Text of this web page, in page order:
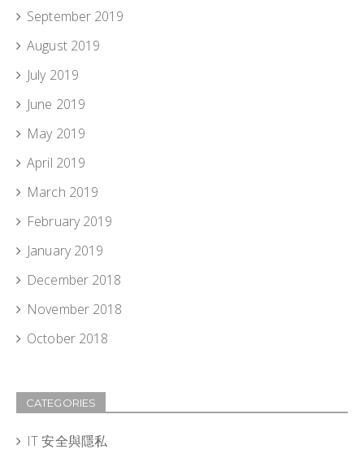
September 2019
August 2019
July 2019
June 2019
May 2019
April 2019
March 2019
February 2019
January 2019
December 2018
November 2018
October 2018
CATEGORIES
IT 安全與隱私